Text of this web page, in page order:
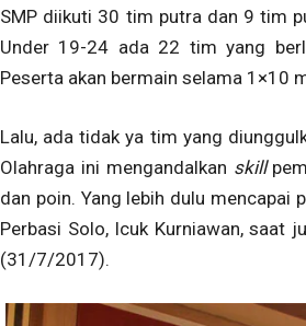
SMP diikuti 30 tim putra dan 9 tim
Under 19-24 ada 22 tim yang
Peserta akan bermain selama 1×10
Lalu, ada tidak ya tim yang
Olahraga ini mengandalkan skill
dan poin. Yang lebih dulu mencapai
Perbasi Solo, Icuk Kurniawan, saat
(31/7/2017).